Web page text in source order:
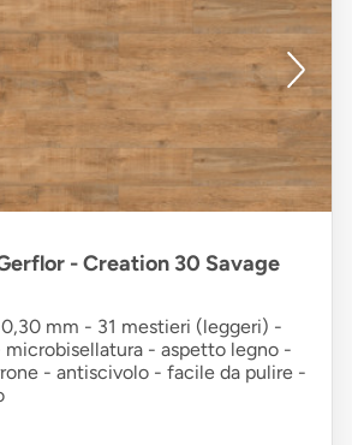
- Creation 30 Savage
mm - 31 mestieri (leggeri) -
- aspetto legno -
- antiscivolo - facile da pulire -